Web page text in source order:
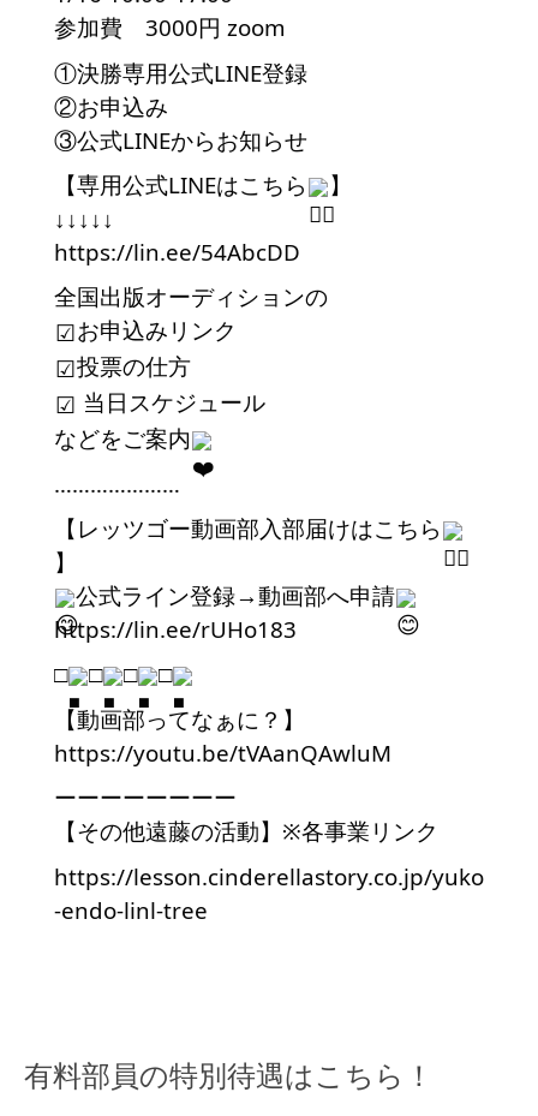
参加費　3000円 zoom
①決勝専用公式LINE登録
②お申込み
③公式LINEからお知らせ
【専用公式LINEはこちら
】
↓↓↓↓↓
https://lin.ee/54AbcDD
全国出版オーディションの
☑︎お申込みリンク
☑︎投票の仕方
☑︎ 当日スケジュール
などをご案内
…………………
【レッツゴー動画部入部届けはこちら
】
公式ライン登録→動画部へ申請
https://lin.ee/rUHo183
□
□ □
□
【動画部ってなぁに？】
https://youtu.be/tVAanQAwluM
ーーーーーーーー
【その他遠藤の活動】※各事業リンク
https://lesson.cinderellastory.co.jp/yuko
-endo-linl-tree
有料部員の特別待遇はこちら！